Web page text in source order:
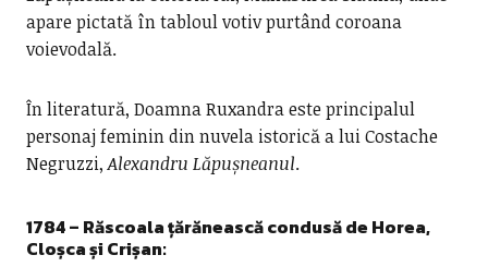
apare pictată în tabloul votiv purtând coroana
voievodală.
În literatură, Doamna Ruxandra este principalul
personaj feminin din nuvela istorică a lui Costache
Negruzzi,Alexandru Lăpușneanul.
1784 – Răscoala țărănească condusă de Horea,
Cloșca și Crișan: